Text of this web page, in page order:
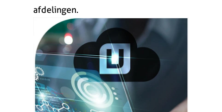
afdelingen.